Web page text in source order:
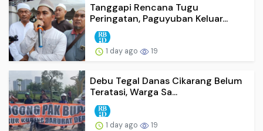
Tanggapi Rencana Tugu
Peringatan, Paguyuban Keluar...
1 day ago 19
Debu Tegal Danas Cikarang Belum
Teratasi, Warga Sa...
1 day ago 19